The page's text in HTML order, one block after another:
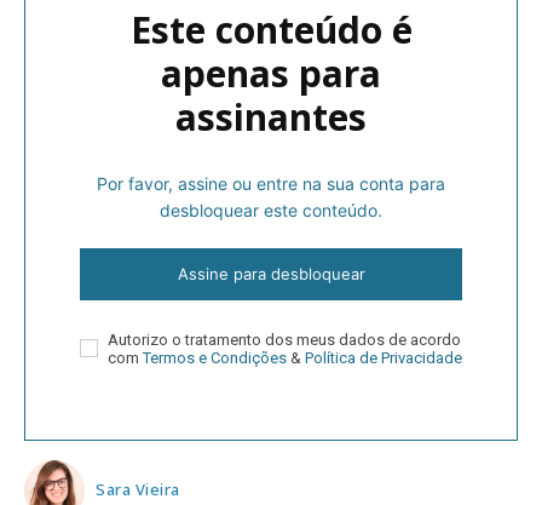
Este conteúdo é
apenas para
assinantes
Por favor, assine ou entre na sua conta para
desbloquear este conteúdo.
Assine para desbloquear
Autorizo o tratamento dos meus dados de acordo
comTermos e Condições & Política de Privacidade
Sara Vieira